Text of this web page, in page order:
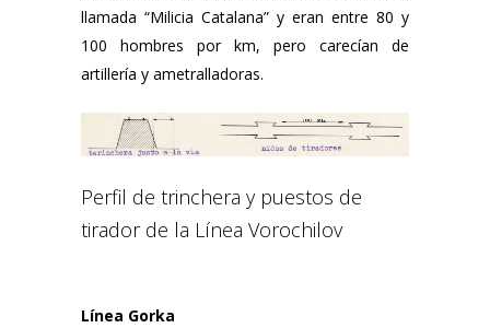
llamada “Milicia Catalana” y eran entre 80 y
100 hombres por km, pero carecían de
artillería y ametralladoras.
Perfil de trinchera y puestos de
tirador de la Línea Vorochilov
Línea Gorka